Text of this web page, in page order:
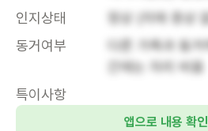
인지상태
정상 (치매 증상
동거여부
다른 가족과 동
간에는 자리 비움
특이사항
앱으로 내용 확인